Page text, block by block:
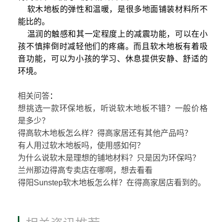
软木地板的弹性和温暖，是很多地面铺装材料所不
能比的。
温润的触感和其一定程度上的减震功能，可以在小
孩不慎摔倒时减轻他们的疼痛。而且软木地板有着吸
音功能，可以为小孩的学习、休息提供安静、舒适的
环境。
相关问答：
想挑选一款环保地板，听说软木地板不错？一般价格
是多少？
得高软木地板怎么样？得高家居还有其他产品吗？
有人用过软木地板吗，使用感如何？
为什么说软木是理想的铺地材料？只是因为环保吗？
兰州那边得高专卖店在哪啊，想去看看
得阳Sunstep软木地板怎么样？在得高家居店看到的。